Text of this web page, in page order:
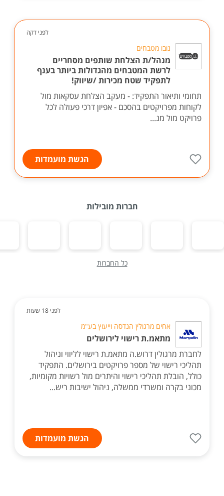
לפני דקה
נובו מטבחים
מנהל/ת הצלחת שותפים מסחריים
לרשת המטבחים מהגדולות ביותר בענף
לתפקיד שטח מכירות /שיווק!
תחומי ותיאור התפקיד: - מעקב הצלחת עסקאות מול
לקוחות מפרויקטים בהסכם - אפיון דרכי פעולה לכל
פרויקט מול מנ...
הגשת מועמדות
חברות מובילות
כל החברות
לפני 18 שעות
אחים מרגולין הנדסה וייעוץ בע"מ
מתאמ.ת רישוי לירושלים
לחברת מרגולין דרוש.ה מתאמ.ת רישוי לליווי וניהול
תהליכי רישוי של מספר פרויקטים בירושלים. התפקיד
כולל, הובלת תהליכי רישוי והיתרים מול רשויות מקומיות,
מכוני בקרה ומשרדי ממשלה, ניהול ישיבות ריש...
הגשת מועמדות